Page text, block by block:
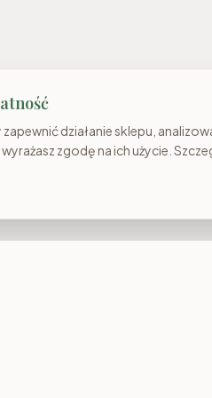
działanie sklepu,
zgodę na ich użycie.